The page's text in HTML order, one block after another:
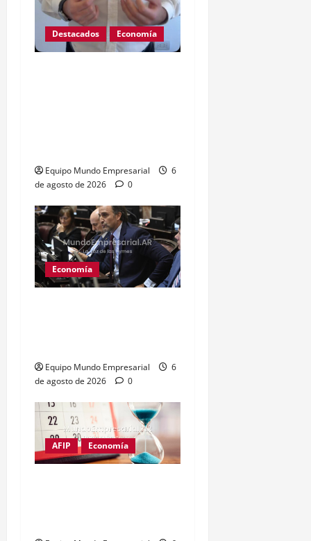
Destacados Economía
Equipo Mundo Empresarial
6
de agosto de 2026
0
Economía
Equipo Mundo Empresarial
6
de agosto de 2026
0
AFIP Economía